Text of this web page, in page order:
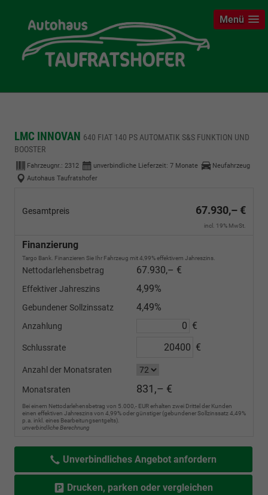
Menü
LMC INNOVAN 640 FIAT 140 PS AUTOMATIK S&S FUNKTION UND
BOOSTER
Fahrzeugnr.: 2312 unverbindliche Lieferzeit: 7 Monate
Neufahrzeug
Autohaus Taufratshofer
Gesamtpreis 67.930,– €
incl. 19% MwSt.
Finanzierung
Targo Bank. Finanzieren Sie Ihr Fahrzeug mit 4,99% effektivem Jahreszins.
Nettodarlehensbetrag 67.930,– €
Effektiver Jahreszins 4,99%
Gebundener Sollzinssatz 4,49%
Anzahlung €
Schlussrate €
Anzahl der Monatsraten
Monatsraten 831,– €
Bei einem Nettodarlehensbetrag von 5.000,- EUR erhalten zwei Drittel der Kunden
einen effektiven Jahreszins von 4,99% oder günstiger (gebundener Sollzinssatz 4,49%
p.a. inkl. eines Bearbeitungsentgelts).
unverbindliche Berechnung
Unverbindliches Angebot anfordern
Drucken, parken oder vergleichen